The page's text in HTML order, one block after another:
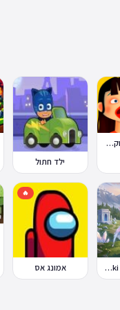
המטבח של טוקה בוקה
ילד חתול
אינפיניטי ניקי Infinity Nikki
🔥
אמונג אס